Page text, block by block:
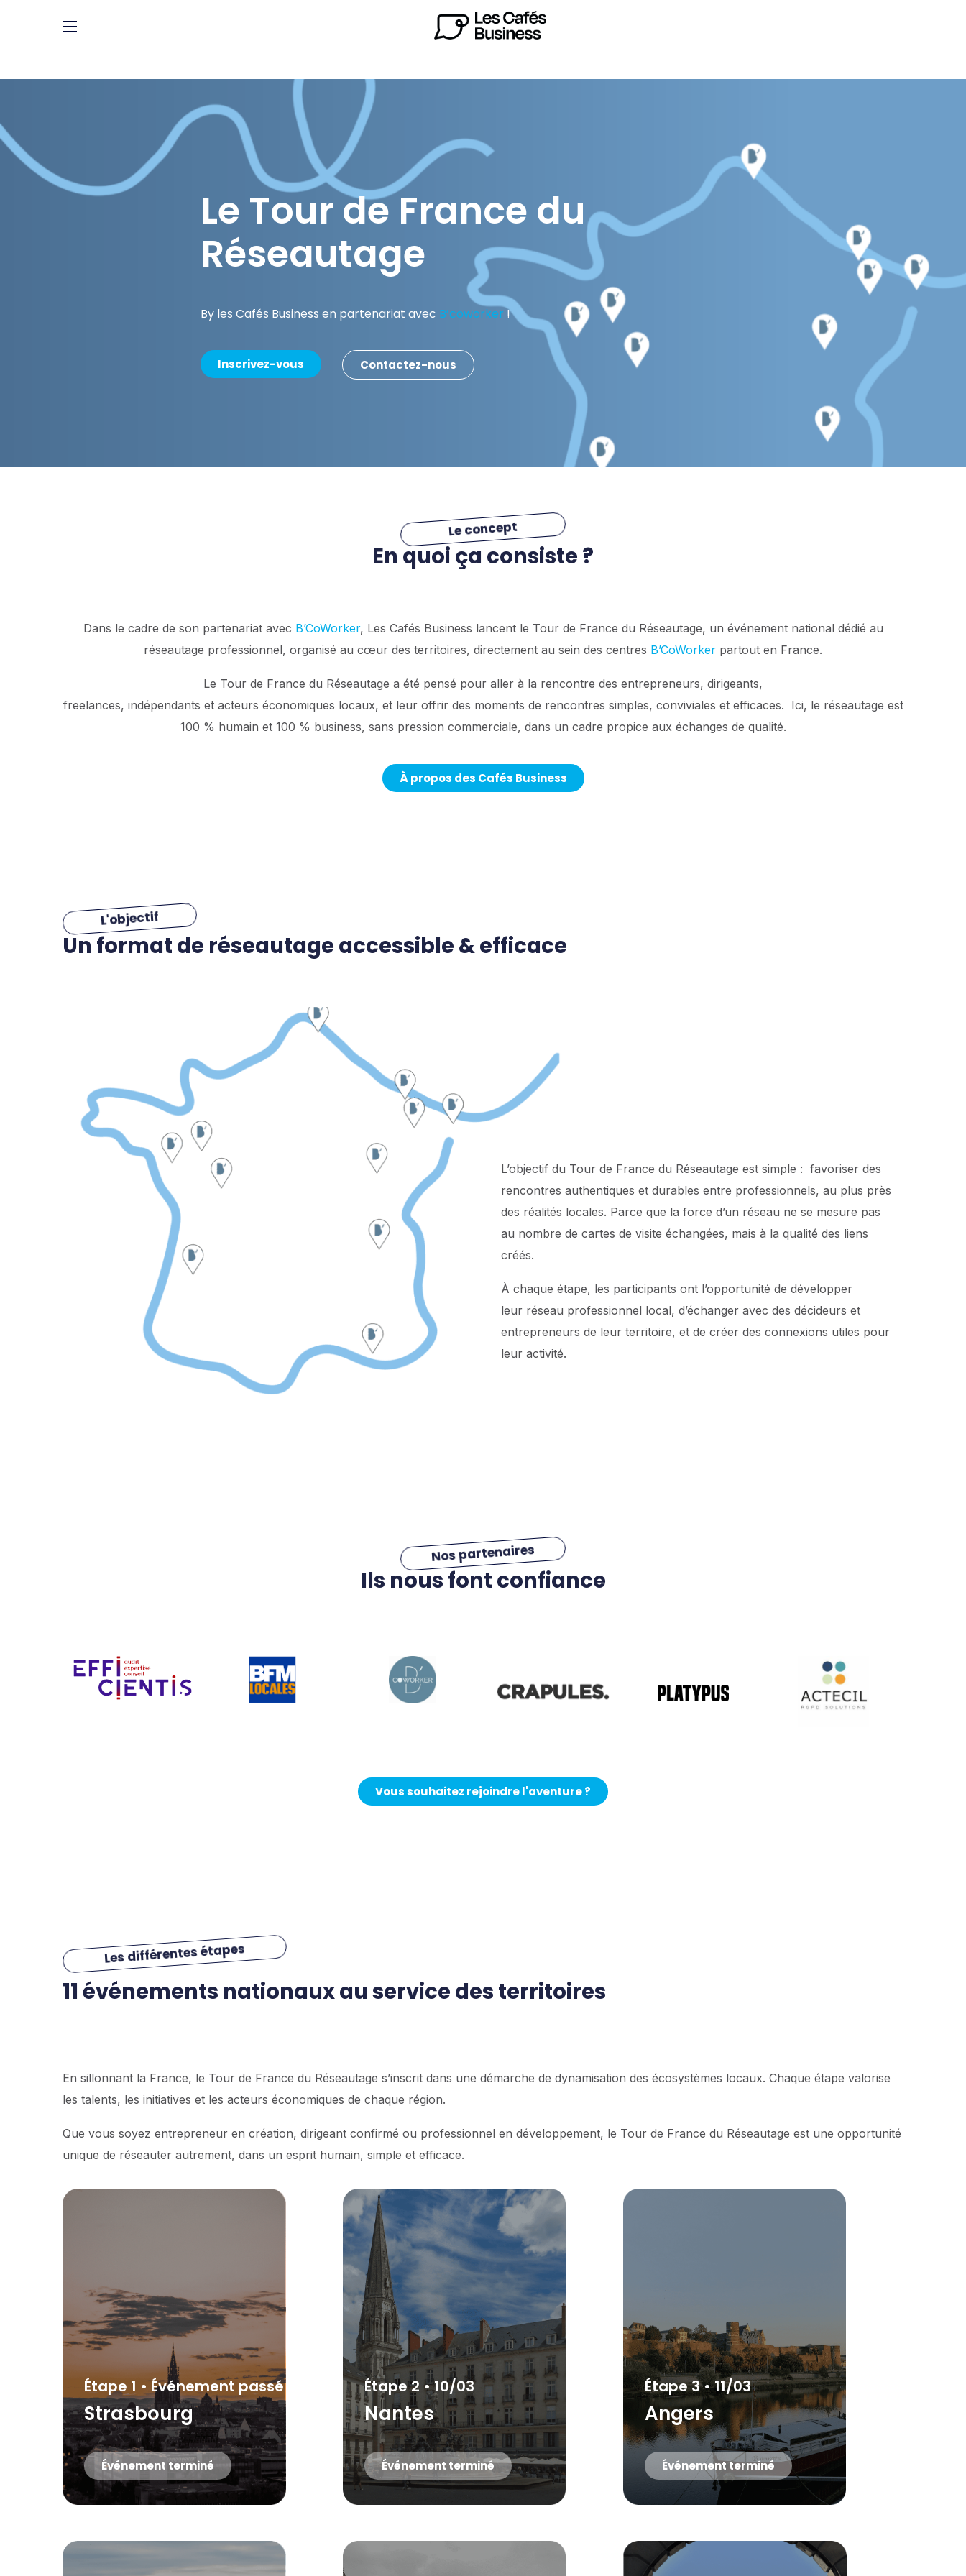
Le Tour de France du
Réseautage
By les Cafés Business en partenariat avec B’coworker!
Inscrivez-vous Contactez-nous
Le concept
En quoi ça consiste ?
Dans le cadre de son partenariat avec B’CoWorker, Les Cafés Business lancent le Tour de France du Réseautage, un événement national dédié au
réseautage professionnel, organisé au cœur des territoires, directement au sein des centres B’CoWorker partout en France.
Le Tour de France du Réseautage a été pensé pour aller à la rencontre des entrepreneurs, dirigeants,
freelances, indépendants et acteurs économiques locaux, et leur offrir des moments de rencontres simples, conviviales et efficaces. Ici, le réseautage est
100 % humain et 100 % business, sans pression commerciale, dans un cadre propice aux échanges de qualité.
À propos des Cafés Business
L'objectif
Un format de réseautage accessible & efficace
L’objectif du Tour de France du Réseautage est simple : favoriser des
rencontres authentiques et durables entre professionnels, au plus près
des réalités locales. Parce que la force d’un réseau ne se mesure pas
au nombre de cartes de visite échangées, mais à la qualité des liens
créés.
À chaque étape, les participants ont l’opportunité de développer
leur réseau professionnel local, d’échanger avec des décideurs et
entrepreneurs de leur territoire, et de créer des connexions utiles pour
leur activité.
Nos partenaires
Ils nous font confiance
Vous souhaitez rejoindre l'aventure ?
Les différentes étapes
11 événements nationaux au service des territoires
En sillonnant la France, le Tour de France du Réseautage s’inscrit dans une démarche de dynamisation des écosystèmes locaux. Chaque étape valorise
les talents, les initiatives et les acteurs économiques de chaque région.
Que vous soyez entrepreneur en création, dirigeant confirmé ou professionnel en développement, le Tour de France du Réseautage est une opportunité
unique de réseauter autrement, dans un esprit humain, simple et efficace.
Étape 1 • Événement passé
Strasbourg
Événement terminé
Étape 2 • 10/03
Nantes
Événement terminé
Étape 3 • 11/03
Angers
Événement terminé